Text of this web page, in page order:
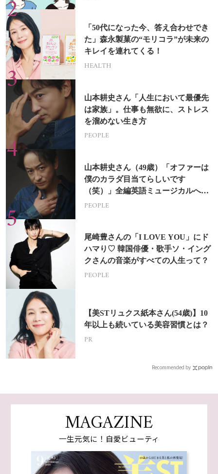
「50代になった今、答え合わせでき
た」森永製菓の“モリコラ”が未来の
キレイを連れてくる！
HEALTH
山本耕史さん「人生において最優先
は家族」。仕事も無欲に、ストレス
を溜めない生き方
PEOPLE
山本耕史さん（49歳）「オファーは
僕のカラダ目当てらしいです
（笑）」全編英語ミュージカルへの
挑戦
PEOPLE
尾崎豊さんの「I LOVE YOU」にド
ハマり♡ 韓国俳優・歌手ソ・イング
クさんの音楽がすべての人生って？
PEOPLE
【美STリュクス紙本さん(54歳)】10
年以上も続いている美容習慣とは？
PR
Recommended by
MAGAZINE
一生元気に！自愛ビューティ